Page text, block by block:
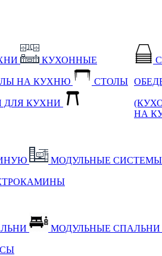
КУХОННЫЕ
НА КУХНЮ СТОЛЫ
ДЛЯ КУХНИ
НА
МОДУЛЬНЫЕ
МОДУЛЬНЫЕ СПАЛЬНИ